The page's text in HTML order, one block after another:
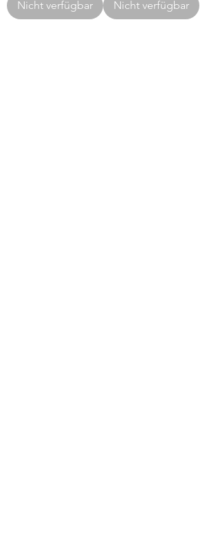
Nicht verfügbar Nicht verfügbar